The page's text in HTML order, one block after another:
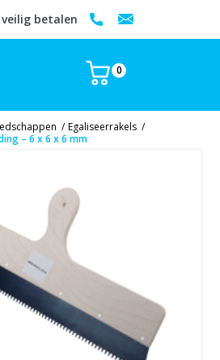
veilig betalen
0
/ Egaliseerrakels /
– 6 x 6 x 6 mm